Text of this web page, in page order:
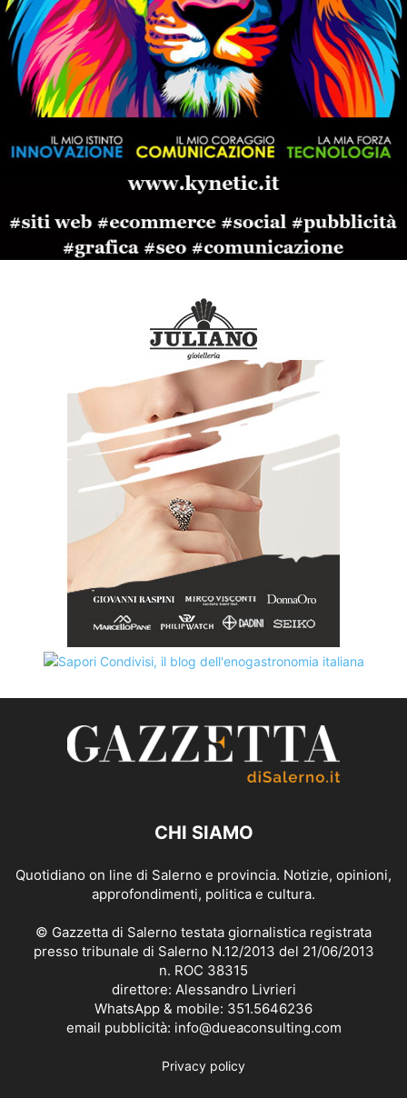
CHI SIAMO
Quotidiano on line di Salerno e provincia. Notizie, opinioni,
approfondimenti, politica e cultura.
© Gazzetta di Salerno testata giornalistica registrata
presso tribunale di Salerno N.12/2013 del 21/06/2013
n. ROC 38315
direttore: Alessandro Livrieri
WhatsApp & mobile: 351.5646236
email pubblicità: info@dueaconsulting.com
Privacy policy